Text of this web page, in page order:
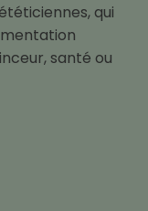
qui
santé ou